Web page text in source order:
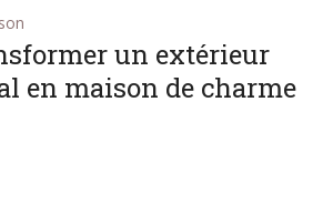
un extérieur
en maison de charme